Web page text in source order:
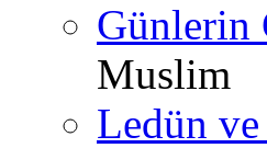
Günlerin
Muslim
Ledün